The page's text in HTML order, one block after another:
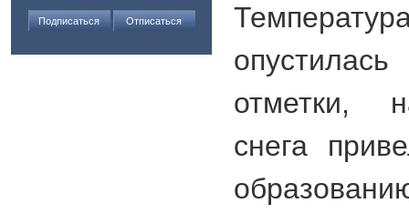
отметки,
снега